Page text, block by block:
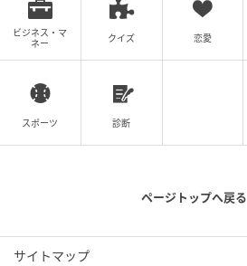
ビジネス・マ
ネー
クイズ 恋愛
スポーツ 診断
ページトップへ戻る
サイトマップ